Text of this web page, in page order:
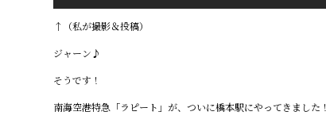
↑（私が撮影＆投稿）
ジャーン♪
そうです！
南海空港特急「ラピート」が、ついに橋本駅にやってきました！